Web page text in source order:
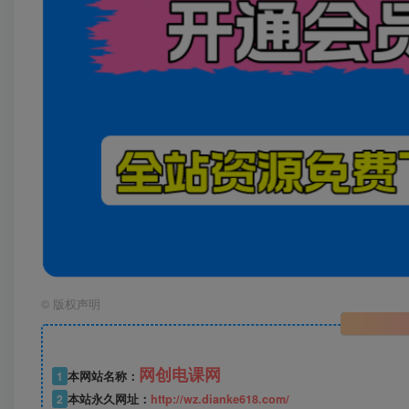
© 版权声明
1 本网站名称： 网创电课网
2 本站永久网址： http://wz.dianke618.com/